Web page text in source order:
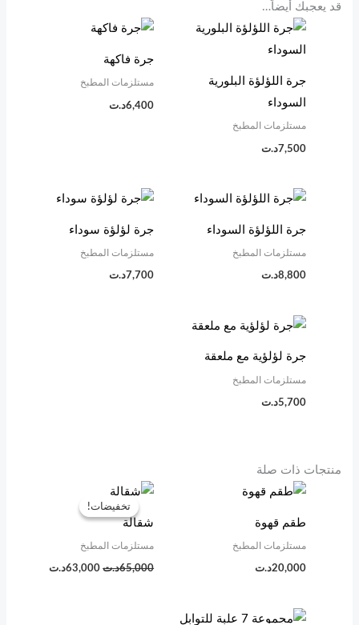
قد يعجبك أيضاً…
جرة اللؤلؤة البلورية
السوداء
مستلزمات المطبخ
7,500د.ت
جرة فاكهة
مستلزمات المطبخ
6,400د.ت
جرة اللؤلؤة السوداء
مستلزمات المطبخ
8,800د.ت
جرة لؤلؤة سوداء
مستلزمات المطبخ
7,700د.ت
جرة لؤلؤية مع ملعقة
مستلزمات المطبخ
5,700د.ت
منتجات ذات صلة
طقم قهوة
مستلزمات المطبخ
20,000د.ت
تخفيضات!
تخفيضات!
شقالة
مستلزمات المطبخ
65,000د.ت
الأصلي
63,000د.ت
السعر
السعر